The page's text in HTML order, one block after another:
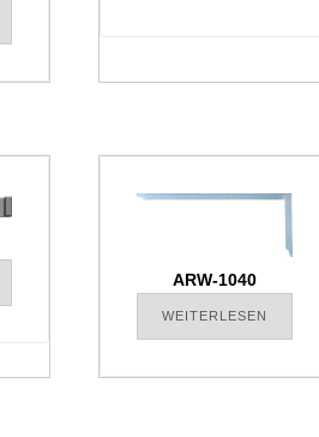
ARW-1040
WEITERLESEN